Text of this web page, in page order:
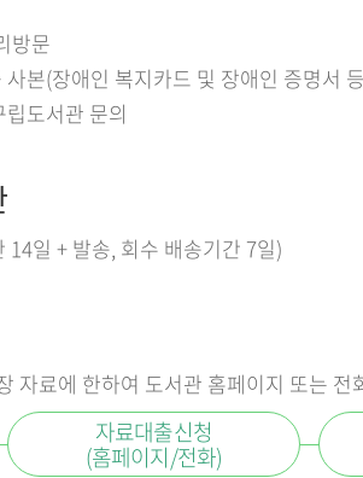
방문
본(장애인 복지카드 및 장애인 증명서
도서관 문의
일 + 발송, 회수 배송기간 7일)
자료에 한하여 도서관 홈페이지 또는
자료대출신청
(홈페이지/전화)